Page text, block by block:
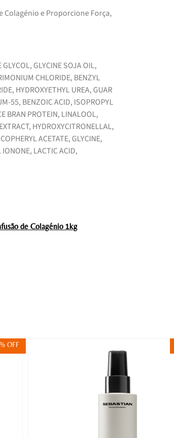
Colagénio e Proporcione Força,
GLYCINE SOJA OIL,
CHLORIDE, BENZYL
HYDROXYETHYL UREA, GUAR
55, BENZOIC ACID, ISOPROPYL
BRAN PROTEIN, LINALOOL,
HYDROXYCITRONELLAL,
ACETATE, GLYCINE,
LACTIC ACID,
de Colagénio 1kg
OFF